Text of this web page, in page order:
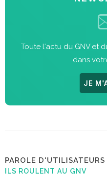
Toute l'actu du GNV et
dans
JE
PAROLE D'UTILISATEURS
ILS ROULENT AU GNV